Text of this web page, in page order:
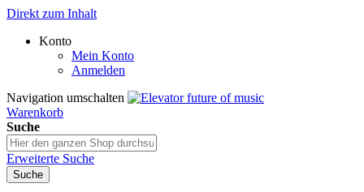
Direkt zum Inhalt
Konto
Mein Konto
Anmelden
Navigation umschalten
Warenkorb
Suche
Erweiterte Suche
Suche